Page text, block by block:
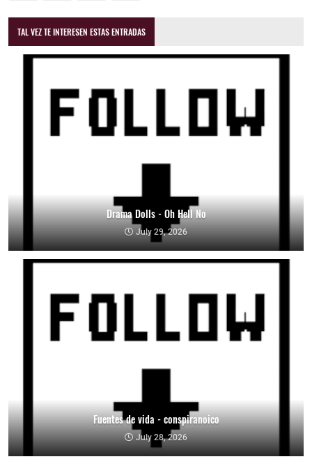
TAL VEZ TE INTERESEN ESTAS ENTRADAS
Drama Dolls - Oh Hell No
July 29, 2026
Fuentes de vida - conspiranoico
July 28, 2026